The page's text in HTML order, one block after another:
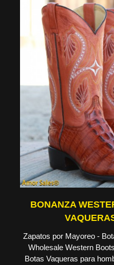
BONANZA
Zapatos por Mayoreo -
Wholesale Western
Botas Vaqueras para